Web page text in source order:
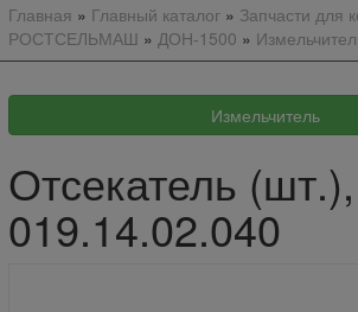
Главная » Главный каталог» Запчасти для
РОСТСЕЛЬМАШ » ДОН-1500 »
Отсекатель (шт.),
019.14.02.040